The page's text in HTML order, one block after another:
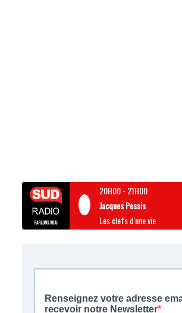
20H00- 21H00
Jacques Pessis
Les clefs d'une vie